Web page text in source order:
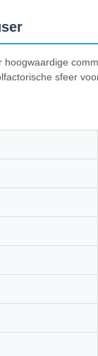
sfeer